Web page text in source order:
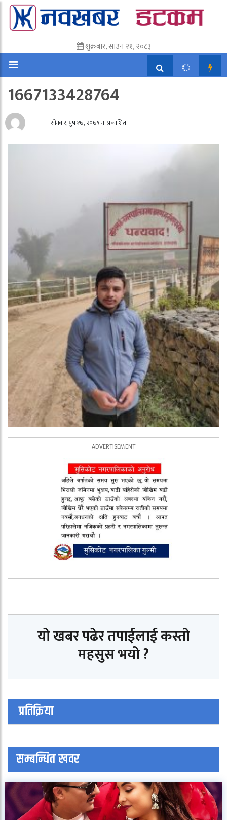
शुक्रबार, साउन २१, २०८३
1667133428764
सोमबार, पुष १७, २०७९ मा प्रकाशित
यो खबर पढेर तपाईलाई कस्तो
महसुस भयो ?
प्रतिक्रिया
सम्बन्धित खवर